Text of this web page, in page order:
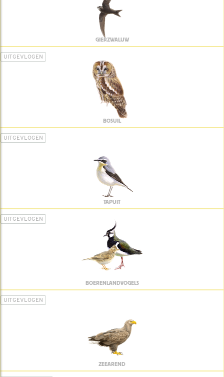
GIERZWALUW
UITGEVLOGEN
BOSUIL
UITGEVLOGEN
TAPUIT
UITGEVLOGEN
BOERENLANDVOGELS
UITGEVLOGEN
ZEEAREND